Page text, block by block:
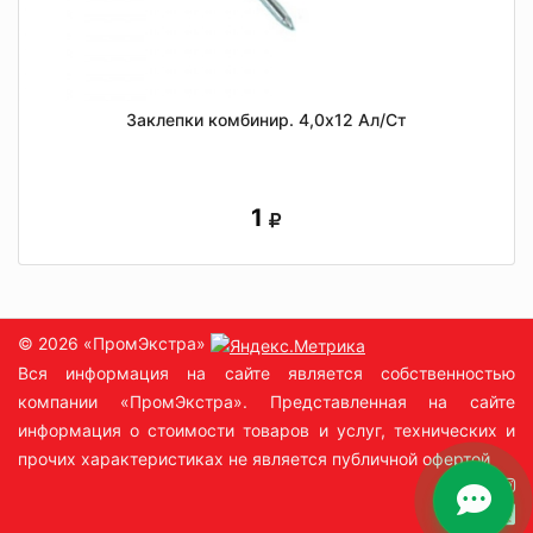
Заклепки комбинир. 4,0х12 Ал/Ст
1
© 2026 «ПромЭкстра»
Вся информация на сайте является собственностью
компании «ПромЭкстра». Представленная на сайте
информация о стоимости товаров и услуг, технических и
прочих характеристиках не является публичной офертой